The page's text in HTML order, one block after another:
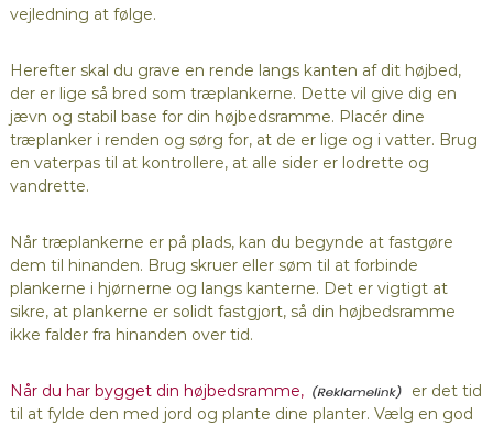
vejledning at følge.
Herefter skal du grave en rende langs kanten af dit højbed,
der er lige så bred som træplankerne. Dette vil give dig en
jævn og stabil base for din højbedsramme. Placér dine
træplanker i renden og sørg for, at de er lige og i vatter. Brug
en vaterpas til at kontrollere, at alle sider er lodrette og
vandrette.
Når træplankerne er på plads, kan du begynde at fastgøre
dem til hinanden. Brug skruer eller søm til at forbinde
plankerne i hjørnerne og langs kanterne. Det er vigtigt at
sikre, at plankerne er solidt fastgjort, så din højbedsramme
ikke falder fra hinanden over tid.
Når du har bygget din højbedsramme,
er det tid
til at fylde den med jord og plante dine planter. Vælg en god